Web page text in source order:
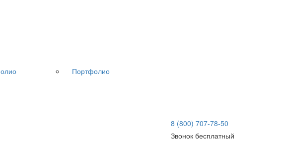
Портфолио
8 (800) 707-78-50
Звонок бесплатный